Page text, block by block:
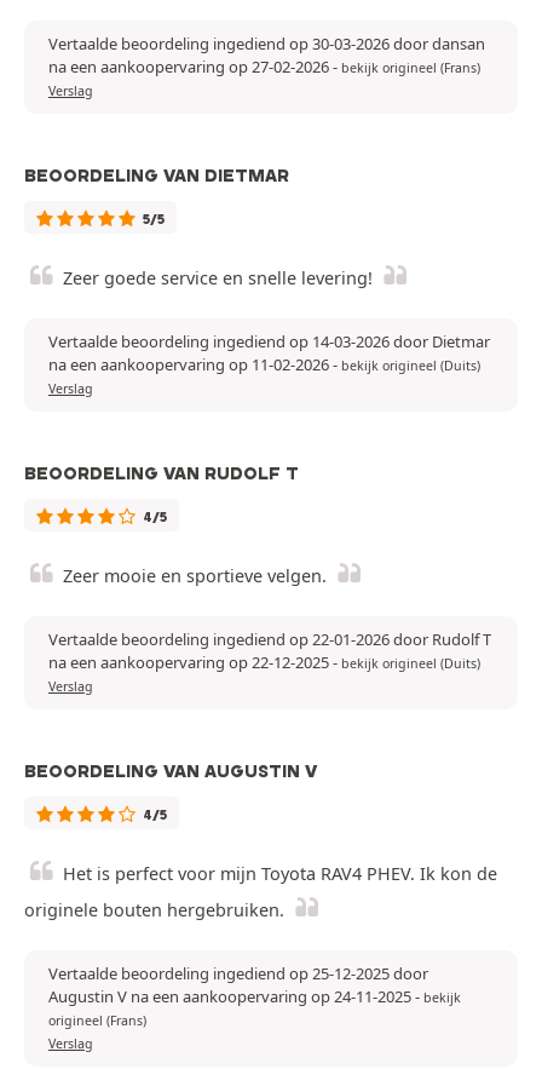
Vertaalde beoordeling ingediend op 30-03-2026 door dansan
na een aankoopervaring op 27-02-2026- bekijk origineel (Frans)
Verslag
BEOORDELING VAN DIETMAR
5/5
Zeer goede service en snelle levering!
Vertaalde beoordeling ingediend op 14-03-2026 door Dietmar
na een aankoopervaring op 11-02-2026- bekijk origineel (Duits)
Verslag
BEOORDELING VAN RUDOLF T
4/5
Zeer mooie en sportieve velgen.
Vertaalde beoordeling ingediend op 22-01-2026 door Rudolf T
na een aankoopervaring op 22-12-2025- bekijk origineel (Duits)
Verslag
BEOORDELING VAN AUGUSTIN V
4/5
Het is perfect voor mijn Toyota RAV4 PHEV. Ik kon de
originele bouten hergebruiken.
Vertaalde beoordeling ingediend op 25-12-2025 door
Augustin V na een aankoopervaring op 24-11-2025- bekijk
origineel (Frans)
Verslag